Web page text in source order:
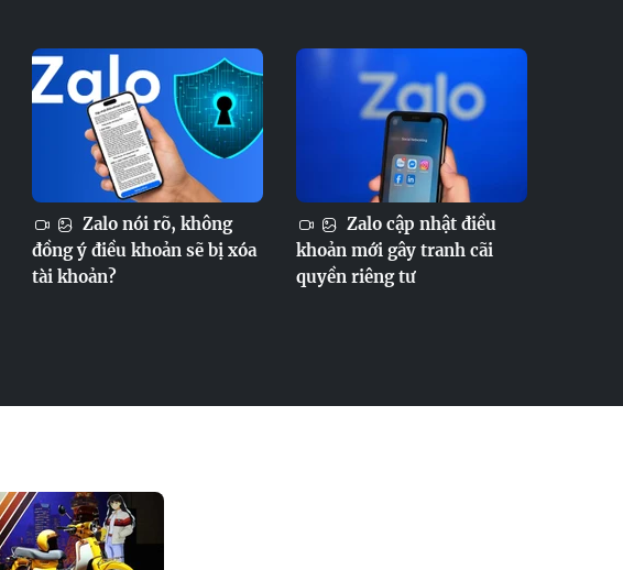
Zalo nói rõ, không
đồng ý điều khoản sẽ bị xóa
tài khoản?
Zalo cập nhật điều
khoản mới gây tranh cãi
quyền riêng tư